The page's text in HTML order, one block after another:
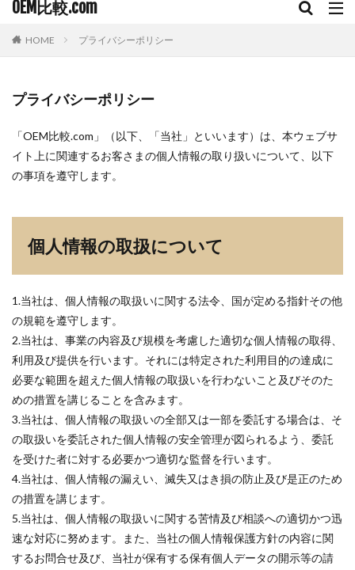
OEM比較.com
HOME プライバシーポリシー
プライバシーポリシー
「OEM比較.com」（以下、「当社」といいます）は、本ウェブサ
イト上に関連するお客さまの個人情報の取り扱いについて、以下
の事項を遵守します。
個人情報の取扱について
1.当社は、個人情報の取扱いに関する法令、国が定める指針その他
の規範を遵守します。
2.当社は、事業の内容及び規模を考慮した適切な個人情報の取得、
利用及び提供を行います。それには特定された利用目的の達成に
必要な範囲を超えた個人情報の取扱いを行わないこと及びそのた
めの措置を講じることを含みます。
3.当社は、個人情報の取扱いの全部又は一部を委託する場合は、そ
の取扱いを委託された個人情報の安全管理が図られるよう、委託
を受けた者に対する必要かつ適切な監督を行います。
4.当社は、個人情報の漏えい、滅失又はき損の防止及び是正のため
の措置を講じます。
5.当社は、個人情報の取扱いに関する苦情及び相談への適切かつ迅
速な対応に努めます。また、当社の個人情報保護方針の内容に関
するお問合せ及び、当社が保有する保有個人データの開示等の請